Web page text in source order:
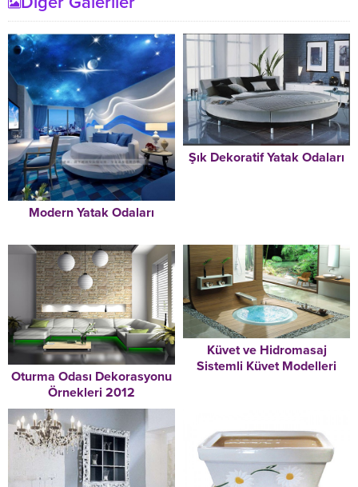
Modern Yatak Odaları
Şık Dekoratif Yatak Odaları
Oturma Odası Dekorasyonu
Örnekleri 2012
Küvet ve Hidromasaj
Sistemli Küvet Modelleri